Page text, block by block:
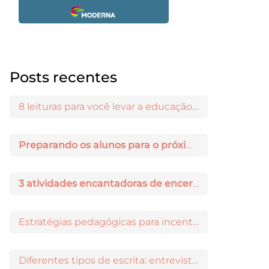
Posts recentes
8 leituras para você levar a educação maker para a sala de aula
Preparando os alunos para o próximo ano: 3 dicas práticas
3 atividades encantadoras de encerramento de ano letivo
Estratégias pedagógicas para incentivar a iniciação científica entre os estudantes
Diferentes tipos de escrita: entrevista com Ricardo Prado